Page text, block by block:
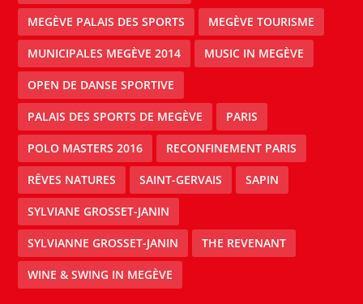
MEGÈVE PALAIS DES SPORTS MEGÈVE TOURISME
MUNICIPALES MEGÈVE 2014 MUSIC IN MEGÈVE
OPEN DE DANSE SPORTIVE
PALAIS DES SPORTS DE MEGÈVE PARIS
POLO MASTERS 2016 RECONFINEMENT PARIS
RÊVES NATURES SAINT-GERVAIS SAPIN
SYLVIANE GROSSET-JANIN
SYLVIANNE GROSSET-JANIN THE REVENANT
WINE & SWING IN MEGÈVE